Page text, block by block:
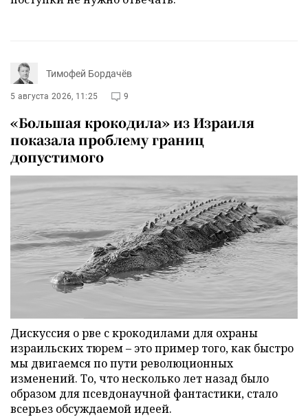
Тимофей Бордачёв
5 августа 2026, 11:25 9
«Большая крокодила» из Израиля
показала проблему границ
допустимого
Дискуссия о рве с крокодилами для охраны
израильских тюрем – это пример того, как быстро
мы двигаемся по пути революционных
изменений. То, что несколько лет назад было
образом для псевдонаучной фантастики, стало
всерьез обсуждаемой идеей.